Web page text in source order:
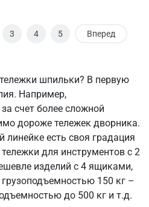
3 4 5 Вперед
шпильки? В первую
Например,
счет более сложной
дороже тележек дворника.
есть своя градация
для инструментов с 2
изделий с 4 ящиками,
150 кг –
до 500 кг и т.д.